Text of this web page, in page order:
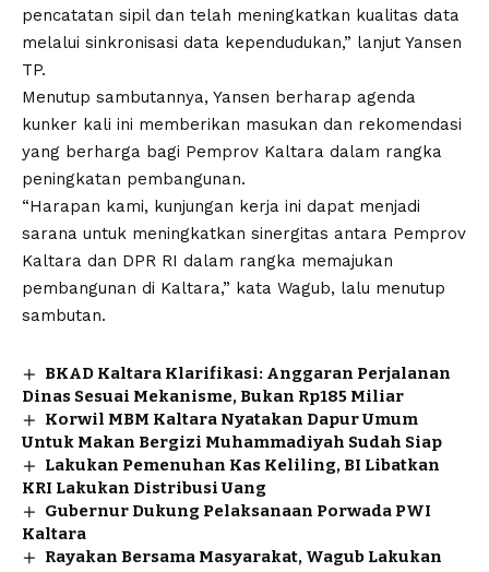
pencatatan sipil dan telah meningkatkan kualitas data
melalui sinkronisasi data kependudukan,” lanjut Yansen
TP.
Menutup sambutannya, Yansen berharap agenda
kunker kali ini memberikan masukan dan rekomendasi
yang berharga bagi Pemprov Kaltara dalam rangka
peningkatan pembangunan.
“Harapan kami, kunjungan kerja ini dapat menjadi
sarana untuk meningkatkan sinergitas antara Pemprov
Kaltara dan DPR RI dalam rangka memajukan
pembangunan di Kaltara,” kata Wagub, lalu menutup
sambutan.
BKAD Kaltara Klarifikasi: Anggaran Perjalanan
Dinas Sesuai Mekanisme, Bukan Rp185 Miliar
Korwil MBM Kaltara Nyatakan Dapur Umum
Untuk Makan Bergizi Muhammadiyah Sudah Siap
Lakukan Pemenuhan Kas Keliling, BI Libatkan
KRI Lakukan Distribusi Uang
Gubernur Dukung Pelaksanaan Porwada PWI
Kaltara
Rayakan Bersama Masyarakat, Wagub Lakukan